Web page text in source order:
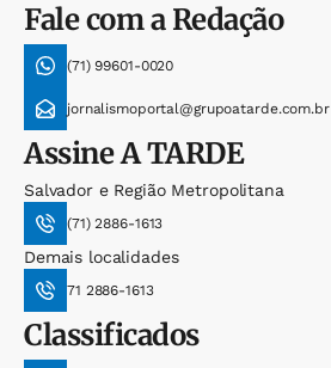
Fale com a Redação
(71) 99601-0020
jornalismoportal@grupoatarde.com.br
AssineA TARDE
Salvador e Região Metropolitana
(71) 2886-1613
Demais localidades
71 2886-1613
Classificados